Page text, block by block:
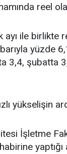
reel
ayı ile
yüzde
3,4, şubatta
yükselişin
İşletme